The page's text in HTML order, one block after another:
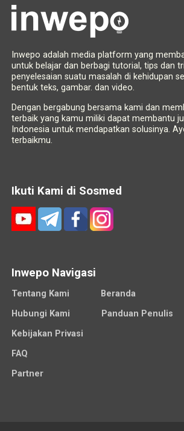
Inwepo adalah media platform yang
untuk belajar dan berbagi tutorial, tips dan
penyelesaian suatu masalah di kehidupan
bentuk teks, gambar. dan video.
Dengan bergabung bersama kami dan
terbaik yang kamu miliki dapat membantu
Indonesia untuk mendapatkan solusinya.
terbaikmu.
Ikuti Kami di Sosmed
Inwepo Navigasi
Tentang Kami
Beranda
Hubungi Kami
Panduan Penulis
Kebijakan Privasi
FAQ
Partner